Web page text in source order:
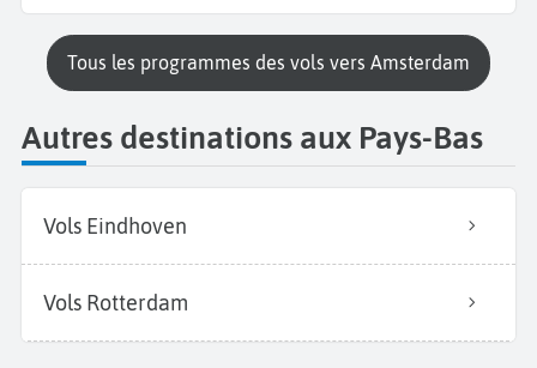
Tous les programmes des vols vers Amsterdam
Autres destinations aux Pays-Bas
Vols Eindhoven
Vols Rotterdam